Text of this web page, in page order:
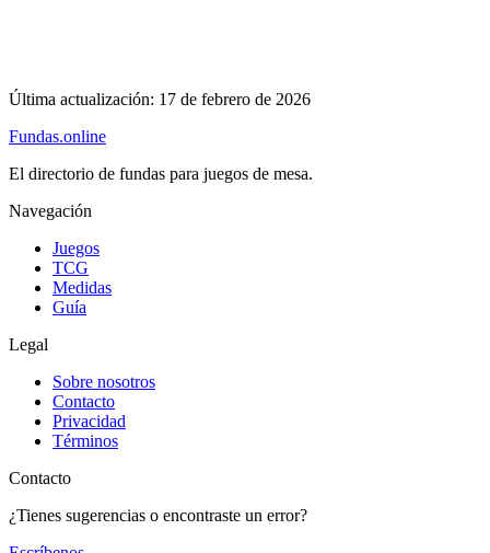
Última actualización: 17 de febrero de 2026
Fundas.online
El directorio de fundas para juegos de mesa.
Navegación
Juegos
TCG
Medidas
Guía
Legal
Sobre nosotros
Contacto
Privacidad
Términos
Contacto
¿Tienes sugerencias o encontraste un error?